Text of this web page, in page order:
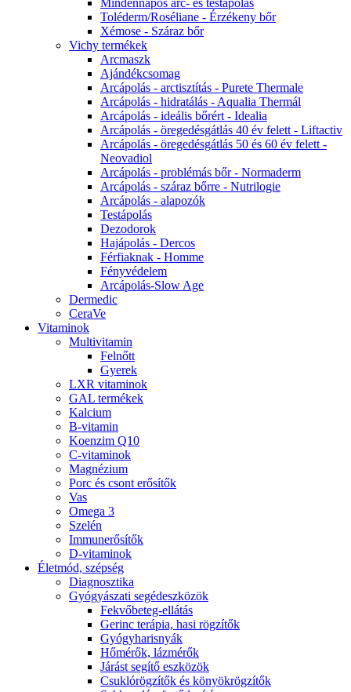
Mindennapos arc- és testápolás
Toléderm/Roséliane - Érzékeny bőr
Xémose - Száraz bőr
Vichy termékek
Arcmaszk
Ajándékcsomag
Arcápolás - arctisztítás - Purete Thermale
Arcápolás - hidratálás - Aqualia Thermál
Arcápolás - ideális bőrért - Idealia
Arcápolás - öregedésgátlás 40 év felett - Liftactiv
Arcápolás - öregedésgátlás 50 és 60 év felett -
Neovadiol
Arcápolás - problémás bőr - Normaderm
Arcápolás - száraz bőrre - Nutrilogie
Arcápolás - alapozók
Testápolás
Dezodorok
Hajápolás - Dercos
Férfiaknak - Homme
Fényvédelem
Arcápolás-Slow Age
Dermedic
CeraVe
Vitaminok
Multivitamin
Felnőtt
Gyerek
LXR vitaminok
GAL termékek
Kalcium
B-vitamin
Koenzim Q10
C-vitaminok
Magnézium
Porc és csont erősítők
Vas
Omega 3
Szelén
Immunerősítők
D-vitaminok
Életmód, szépség
Diagnosztika
Gyógyászati segédeszközök
Fekvőbeteg-ellátás
Gerinc terápia, hasi rögzítők
Gyógyharisnyák
Hőmérők, lázmérők
Járást segítő eszközök
Csuklórögzítők és könyökrögzítők